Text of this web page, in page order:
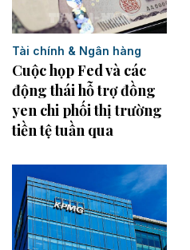
Tài chính & Ngân hàng
Cuộc họp Fed và các
động thái hỗ trợ đồng
yen chi phối thị trường
tiền tệ tuần qua